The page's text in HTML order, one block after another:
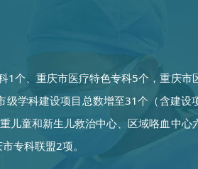
个、重庆市医疗特色专科5个，重庆市
学科建设项目总数增至31个（含建设
儿童和新生儿救治中心、区域咯血中心
专科联盟2项。